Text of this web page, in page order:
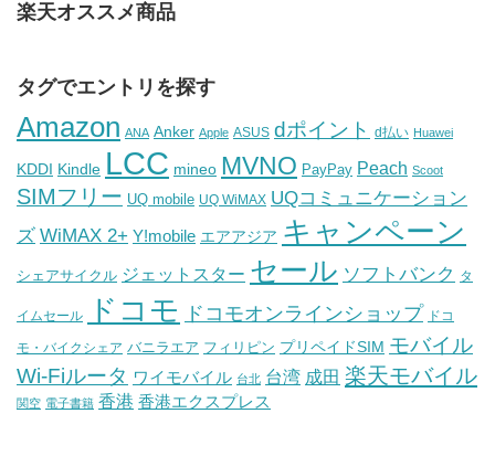
楽天オススメ商品
タグでエントリを探す
Amazon ANA Anker Apple ASUS dポイント d払い Huawei
KDDI Kindle LCC mineo MVNO PayPay Peach Scoot
SIMフリー UQ mobile UQ WiMAX UQコミュニケーション
ズ WiMAX 2+ Y!mobile エアアジア キャンペーン
シェアサイクル ジェットスター セール ソフトバンク タ
イムセール ドコモ ドコモオンラインショップ ドコ
モ・バイクシェア バニラエア フィリピン プリペイドSIM モバイル
Wi-Fiルータ ワイモバイル 台北 台湾 成田 楽天モバイル
関空 電子書籍 香港 香港エクスプレス